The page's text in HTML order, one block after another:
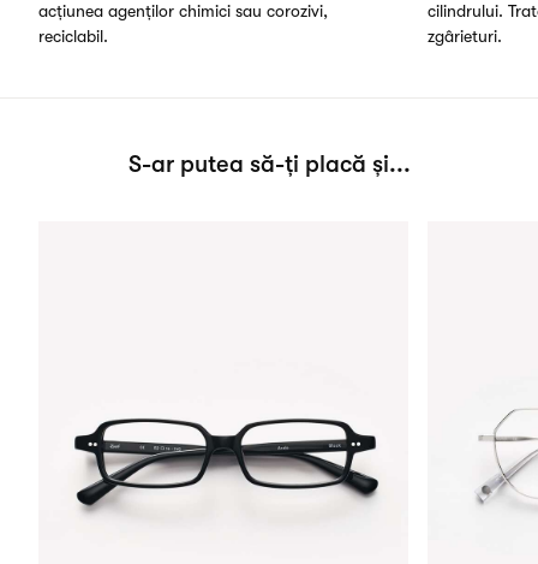
acțiunea agenților chimici sau corozivi,
reciclabil.
cilindrului.
zgârieturi.
S-ar putea să-ți placă și...